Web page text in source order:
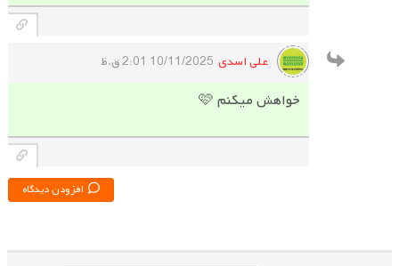
علی اسدی 10/11/2025 2:01 ق.ظ
خواهش میکنم 🩷
افزودن دیدگاه